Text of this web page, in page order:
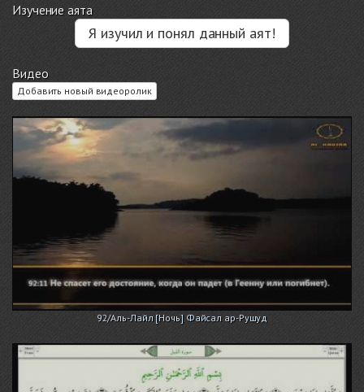
Изучение аята
Я изучил и понял данный аят!
Видео
Добавить новый видеоролик
92/Аль-Лайл [Ночь] Файсал ар-Рушуд